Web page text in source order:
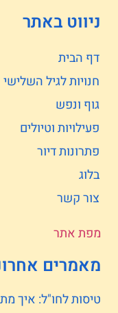
ניווט באתר
דף הבית
חנויות לגיל השלישי
גוף ונפש
פעילויות וטיולים
פתרונות דיור
בלוג
צור קשר
מפת אתר
מאמרים
טיסות לחו"ל: איך